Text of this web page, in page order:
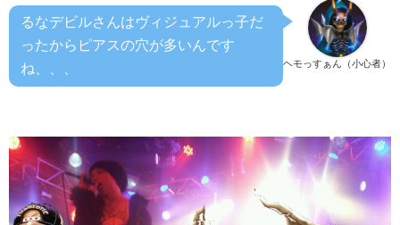
ヘモっすぁん（小心者）
るなデビルさんはヴィジュアルっ子だ
ったからピアスの穴が多いんです
ね、、、